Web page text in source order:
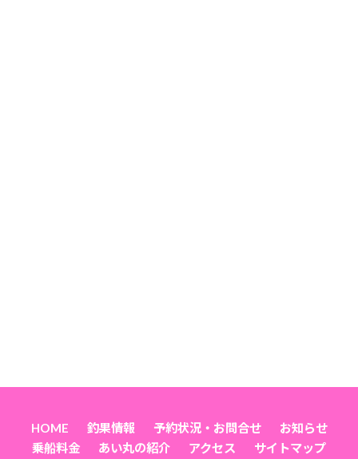
HOME 釣果情報 予約状況・お問合せ
お知らせ
乗船料金
あい丸の紹介 アクセス サイトマップ